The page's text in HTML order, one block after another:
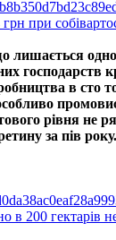
при
лишається
господарств
в сто
рівня не
за пів року.
в 200 гектарів